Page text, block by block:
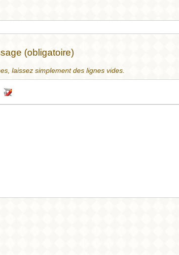
(obligatoire)
laissez simplement des lignes vides.